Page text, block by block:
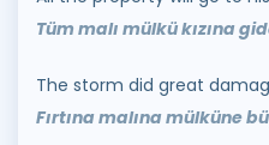
Tüm malı mülkü kızına
The storm did great
Fırtına malına mülküne